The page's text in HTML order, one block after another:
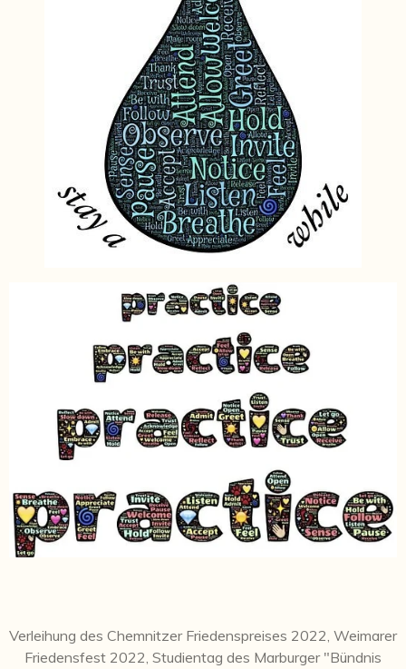
Verleihung des Chemnitzer Friedenspreises 2022, Weimarer
Friedensfest 2022, Studientag des Marburger "Bündnis